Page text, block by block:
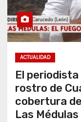
ACTUALIDAD
El
rostro de
cobertura
Las Médulas